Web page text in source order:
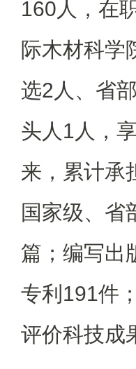
160人，在
际木材科学
选2人、省
头人1人，
来，累计承
国家级、省
篇；编写出
专利191件
评价科技成